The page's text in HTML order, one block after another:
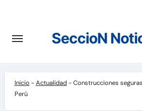
contenido
SeccioN
Inicio - Actualidad- Construcciones
Perú